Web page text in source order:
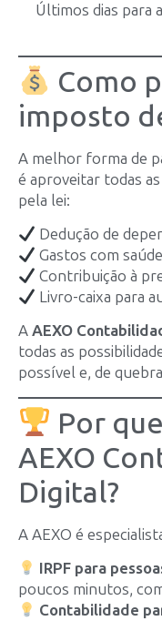
Últimos dias para
Como
imposto
A melhor forma de
é aproveitar todas
pela lei:
Dedução de
Gastos com
Contribuição à
Livro-caixa para
A AEXO
todas as
possível e, de
Por
AEXO
Digital?
A AEXO é
IRPF para
poucos minutos,
Contabilidade